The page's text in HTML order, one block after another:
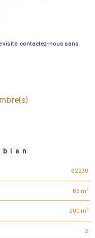
visite, contactez-nous sans
62230
65 m²
200 m²
2